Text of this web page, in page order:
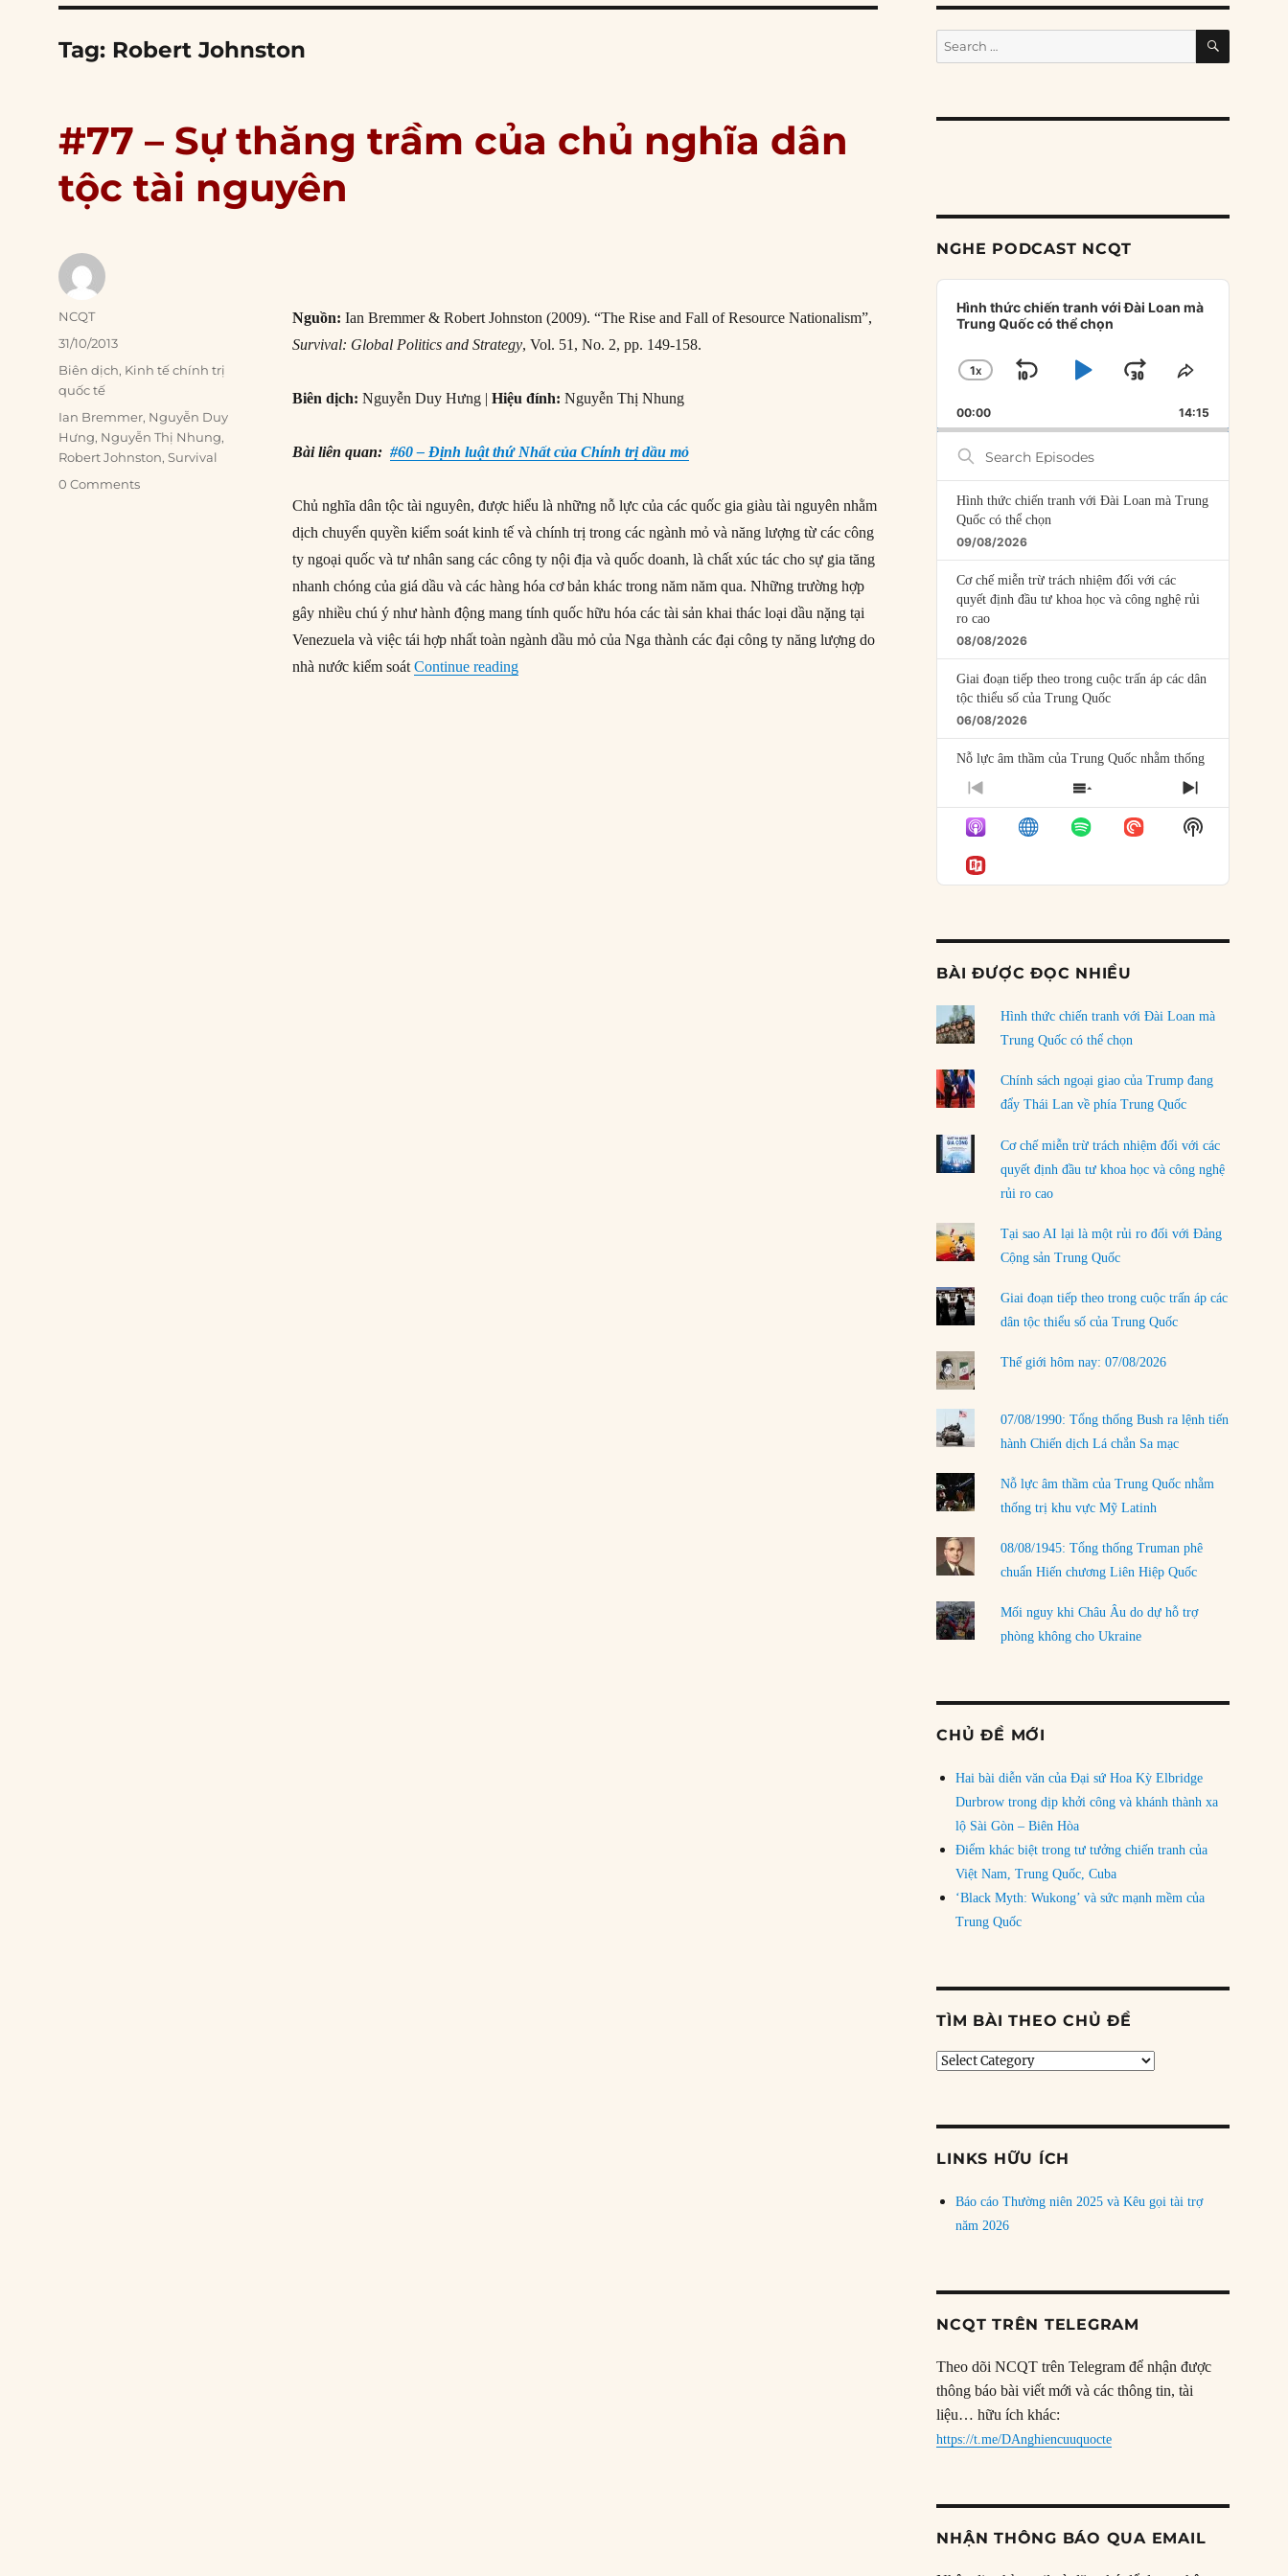
Tag: Robert Johnston
#77 – Sự thăng trầm của chủ nghĩa dân
tộc tài nguyên
Nguồn: Ian Bremmer & Robert Johnston (2009). “The Rise and Fall of Resource Nationalism”,
Survival: Global Politics and Strategy, Vol. 51, No. 2, pp. 149-158.
Biên dịch: Nguyễn Duy Hưng |Hiệu đính: Nguyễn Thị Nhung
Bài liên quan: #60 – Định luật thứ Nhất của Chính trị dầu mỏ
Chủ nghĩa dân tộc tài nguyên, được hiểu là những nỗ lực của các quốc gia giàu tài nguyên nhằm
dịch chuyển quyền kiểm soát kinh tế và chính trị trong các ngành mỏ và năng lượng từ các công
ty ngoại quốc và tư nhân sang các công ty nội địa và quốc doanh, là chất xúc tác cho sự gia tăng
nhanh chóng của giá dầu và các hàng hóa cơ bản khác trong năm năm qua. Những trường hợp
gây nhiều chú ý như hành động mang tính quốc hữu hóa các tài sản khai thác loại dầu nặng tại
Venezuela và việc tái hợp nhất toàn ngành dầu mỏ của Nga thành các đại công ty năng lượng do
nhà nước kiểm soátContinue reading“#77 – Sự thăng trầm của chủ nghĩa dân tộc tài nguyên”
Author
NCQT
Posted
on
31/10/2013
Categories
Biên dịch, Kinh tế chính trị
quốc tế
Tags
Ian Bremmer, Nguyễn Duy
Hưng, Nguyễn Thị Nhung,
Robert Johnston,Survival
0 Comments
Search
for:
SEARCH
NGHE PODCAST NCQT
Audio
Player
Hình thức chiến tranh với Đài Loan mà
Trung Quốc có thể chọn
CHANGE
RATE
1X
SKIP
BACKWARD
PLAYJUMP
FORWARD
SHARE
EPISODE
00:00 14:15
Search
Episodes
Hình thức chiến tranh với Đài Loan mà Trung
Quốc có thể chọn
09/08/2026
Cơ chế miễn trừ trách nhiệm đối với các
quyết định đầu tư khoa học và công nghệ rủi
ro cao
08/08/2026
Giai đoạn tiếp theo trong cuộc trấn áp các dân
tộc thiểu số của Trung Quốc
06/08/2026
Nỗ lực âm thầm của Trung Quốc nhằm thống
trị khu vực Mỹ Latinh
Nợ cho kẻ mộng mơ: Vốn vay chính sách và
giới hạn của việc cho startup vay vốn
05/08/2026
của phe cánh hữu mới
Ngoại trưởng Nhật Bản?
04/08/2026
Điểm mù chiến lược của Trump tại Thái Bình
Dương
Đặt cược vào thất bại: Các quỹ đầu tư mạo
hiểm quốc gia và khía cạnh chính trị của vốn
Làm thế nào để kết thúc Chiến tranh Iran?
LOAD MORE
PREVIOUS
EPISODE
SHOW
EPISODES
LIST
NEXT
EPISODE
Show
Podcast
BÀI ĐƯỢC ĐỌC NHIỀU
Hình thức chiến tranh với Đài Loan mà
Trung Quốc có thể chọn
Chính sách ngoại giao của Trump đang
đẩy Thái Lan về phía Trung Quốc
Cơ chế miễn trừ trách nhiệm đối với các
quyết định đầu tư khoa học và công nghệ
rủi ro cao
Tại sao AI lại là một rủi ro đối với Đảng
Cộng sản Trung Quốc
Giai đoạn tiếp theo trong cuộc trấn áp các
dân tộc thiểu số của Trung Quốc
Thế giới hôm nay: 07/08/2026
07/08/1990: Tổng thống Bush ra lệnh tiến
hành Chiến dịch Lá chắn Sa mạc
Nỗ lực âm thầm của Trung Quốc nhằm
thống trị khu vực Mỹ Latinh
08/08/1945: Tổng thống Truman phê
chuẩn Hiến chương Liên Hiệp Quốc
Mối nguy khi Châu Âu do dự hỗ trợ
phòng không cho Ukraine
CHỦ ĐỀ MỚI
Hai bài diễn văn của Đại sứ Hoa Kỳ Elbridge
Durbrow trong dịp khởi công và khánh thành xa
lộ Sài Gòn – Biên Hòa
Điểm khác biệt trong tư tưởng chiến tranh của
Việt Nam, Trung Quốc, Cuba
‘Black Myth: Wukong’ và sức mạnh mềm của
Trung Quốc
TÌM BÀI THEO CHỦ ĐỀ
Tìm
LINKS HỮU ÍCH
Báo cáo Thường niên 2025 và Kêu gọi tài trợ
năm 2026
NCQT TRÊN TELEGRAM
Theo dõi NCQT trên Telegram để nhận được
thông báo bài viết mới và các thông tin, tài
liệu… hữu ích khác:
https://t.me/DAnghiencuuquocte
NHẬN THÔNG BÁO QUA EMAIL